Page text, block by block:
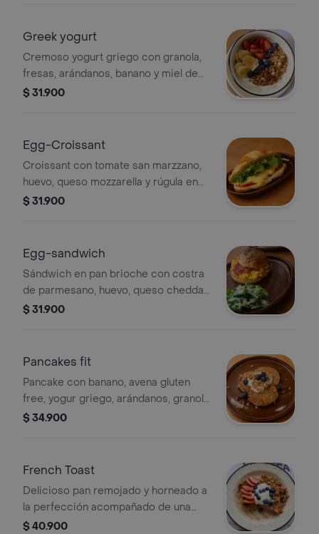
Greek yogurt
Cremoso yogurt griego con granola,
fresas, arándanos, banano y miel de
abejas.
$ 31.900
Egg-Croissant
Croissant con tomate san marzzano,
huevo, queso mozzarella y rúgula en
aceite de oliva.
$ 31.900
Egg-sandwich
Sándwich en pan brioche con costra
de parmesano, huevo, queso cheddar,
tocineta y salsa a base de sriracha.
$ 31.900
Pancakes fit
Pancake con banano, avena gluten
free, yogur griego, arándanos, granola
y miel de abejas.
$ 34.900
French Toast
Delicioso pan remojado y horneado a
la perfección acompañado de una
crema de mascarpone fresas,
$ 40.900